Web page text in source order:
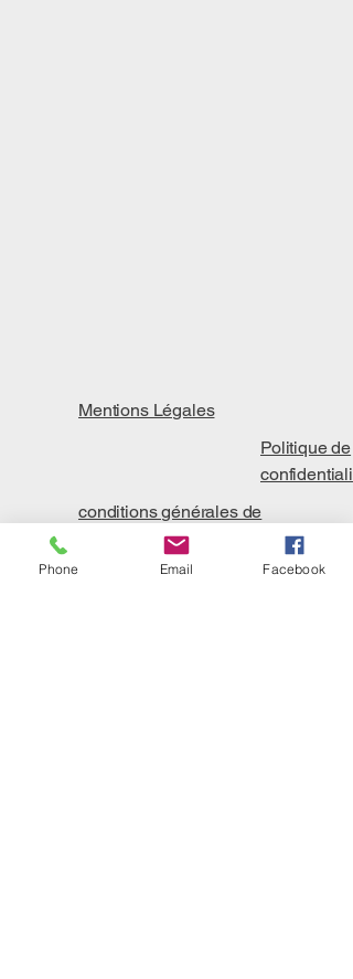
Mentions Légales
Politique de
conditions générales de
Phone Email Facebook